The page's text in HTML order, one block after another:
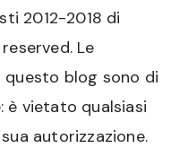
2012-2018 di
Le
blog sono di
è vietato qualsiasi
autorizzazione.